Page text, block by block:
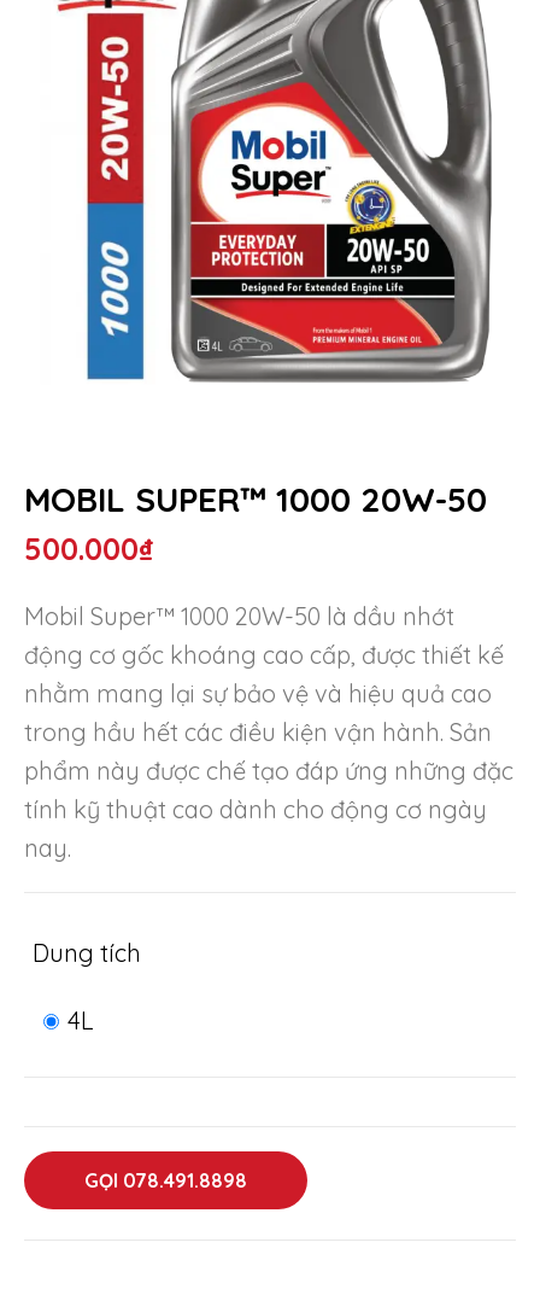
MOBIL SUPER™ 1000 20W-50
500.000₫
Mobil Super™ 1000 20W-50 là dầu nhớt
động cơ gốc khoáng cao cấp, được thiết kế
nhằm mang lại sự bảo vệ và hiệu quả cao
trong hầu hết các điều kiện vận hành. Sản
phẩm này được chế tạo đáp ứng những đặc
tính kỹ thuật cao dành cho động cơ ngày
nay.
Dung tích
4L
GỌI 078.491.8898